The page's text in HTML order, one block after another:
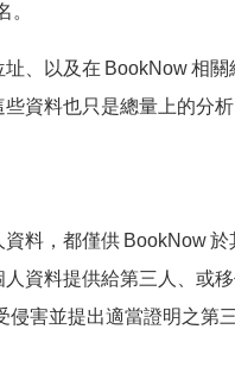
。
、以及在 BookNow相關
資料也只是總量上的分
資料，都僅供 BookNow於
資料提供給第三人、或
害並提出適當證明之第三